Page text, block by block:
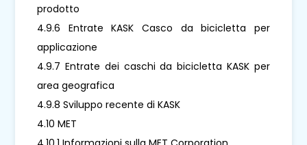
prodotto
4.9.6 Entrate KASK Casco da bicicletta per
applicazione
4.9.7 Entrate dei caschi da bicicletta KASK per
area geografica
4.9.8 Sviluppo recente di KASK
4.10 MET